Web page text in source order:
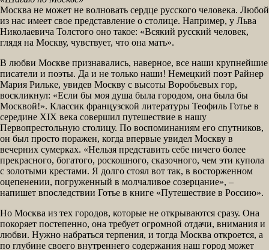
Москва не может не волновать сердце русского человека. Любой
из нас имеет свое представление о столице. Например, у Льва
Николаевича Толстого оно такое: «Всякий русский человек,
глядя на Москву, чувствует, что она мать».
В любви Москве признавались, наверное, все наши крупнейшие
писатели и поэты. Да и не только наши! Немецкий поэт Райнер
Мария Рильке, увидев Москву с высоты Воробьевых гор,
воскликнул: «Если бы моя душа была городом, она была бы
Москвой!». Классик французской литературы Теофиль Готье в
середине XIX века совершил путешествие в нашу
Первопрестольную столицу. По воспоминаниям его спутников,
он был просто поражен, когда впервые увидел Москву в
вечерних сумерках. «Нельзя представить себе ничего более
прекрасного, богатого, роскошного, сказочного, чем эти купола
с золотыми крестами. Я долго стоял вот так, в восторженном
оцепенении, погруженный в молчаливое созерцание», –
напишет впоследствии Готье в книге «Путешествие в Россию».
Но Москва из тех городов, которые не открываются сразу. Она
покоряет постепенно, она требует огромной отдачи, внимания и
любви. Нужно набраться терпения, и тогда Москва откроется, а
по глубине своего внутреннего содержания наш город может